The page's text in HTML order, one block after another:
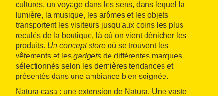
cultures, un voyage dans les sens, dans lequel la
lumière, la musique, les arômes et les objets
transportent les visiteurs jusqu'aux coins les plus
reculés de la boutique, là où on vient dénicher les
produits. Un concept store où se trouvent les
vêtements et les gadgets de différentes marques,
sélectionnés selon les dernières tendances et
présentés dans une ambiance bien soignée.
Natura casa : une extension de Natura. Une vaste